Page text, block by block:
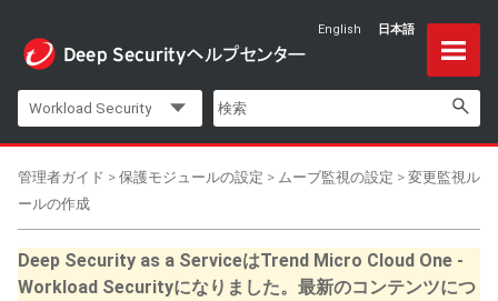
Skip To Main ContentEnglish 日本語
Workload Security
管理者ガイド > 保護モジュールの設定 > ムーブ監視の設定 > 変更監視ル
ールの作成
Deep Security as a ServiceはTrend Micro Cloud One -
Workload Securityになりました。最新のコンテンツにつ